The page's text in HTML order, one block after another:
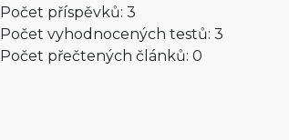
Počet příspěvků: 3
Počet vyhodnocených testů: 3
Počet přečtených článků: 0